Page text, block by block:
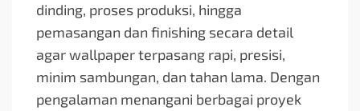
dinding, proses produksi, hingga
pemasangan dan finishing secara detail
agar wallpaper terpasang rapi, presisi,
minim sambungan, dan tahan lama. Dengan
pengalaman menangani berbagai proyek